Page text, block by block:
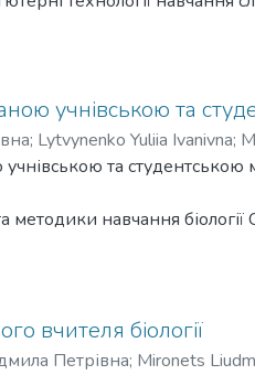
учнівською та
; Lytvynenko Yuliia Ivanivna;
учнівською та
навчання біології
та національних
Малої академії наук
не вимагає від
у різні сезони, збирати з
вчителя біології
Петрівна; Mironets